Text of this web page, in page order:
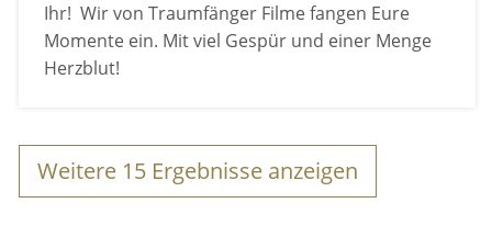
Ihr! Wir von Traumfänger Filme fangen Eure
Momente ein. Mit viel Gespür und einer Menge
Herzblut!
Weitere 15 Ergebnisse anzeigen